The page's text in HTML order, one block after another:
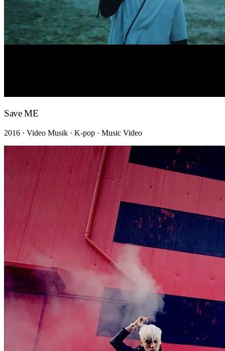
Save ME
2016 · Video Musik · K-pop · Music Video